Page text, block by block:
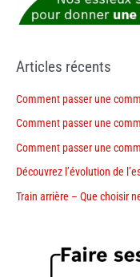
Articles récents
Comment passer une
Comment passer une
Comment passer une
Découvrez l’évolution de
Train arrière – Que choisir